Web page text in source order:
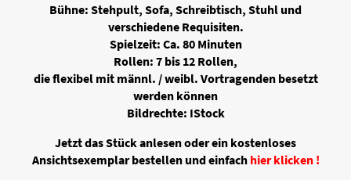
Bühne: Stehpult, Sofa, Schreibtisch, Stuhl und
verschiedene Requisiten.
Spielzeit: Ca. 80 Minuten
Rollen: 7 bis 12 Rollen,
die flexibel mit männl. / weibl. Vortragenden besetzt
werden können
Bildrechte: IStock
Jetzt das Stück anlesen oder ein kostenloses
Ansichtsexemplar bestellen und einfach hier klicken !